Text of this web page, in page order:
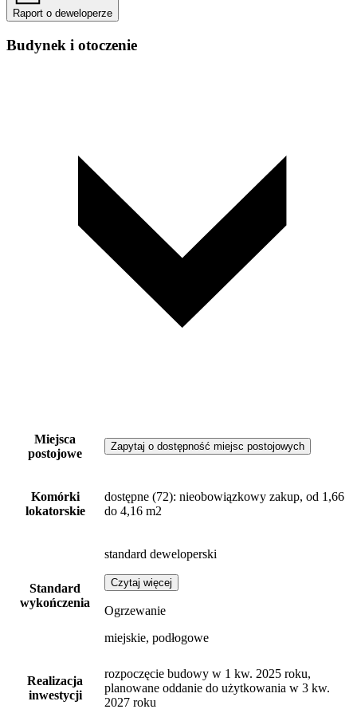
Raport o deweloperze
Budynek i otoczenie
Miejsca
postojowe
Zapytaj o dostępność miejsc postojowych
Komórki
lokatorskie
dostępne (72): nieobowiązkowy zakup, od 1,66
do 4,16 m2
Standard
wykończenia
standard deweloperski
Czytaj więcej
Ogrzewanie
miejskie, podłogowe
Realizacja
inwestycji
rozpoczęcie budowy w 1 kw. 2025 roku,
planowane oddanie do użytkowania w 3 kw.
2027 roku